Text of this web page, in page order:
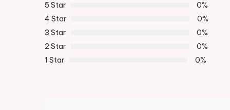
5 Star
0%
4 Star
0%
3 Star
0%
2 Star
0%
1 Star
0%